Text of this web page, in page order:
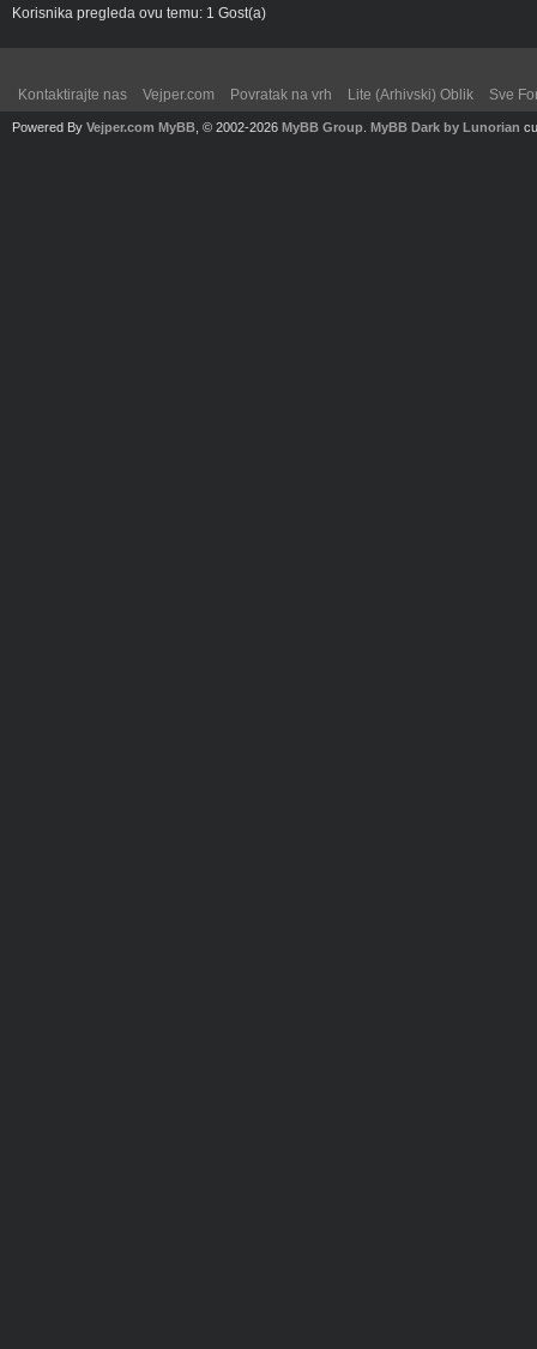
Korisnika pregleda ovu temu: 1 Gost(a)
Kontaktirajte nas Vejper.com Povratak na vrh Lite (Arhivski) Oblik Sve
Powered By Vejper.com MyBB , © 2002-2026 MyBB Group MyBB Dark by Lunorian